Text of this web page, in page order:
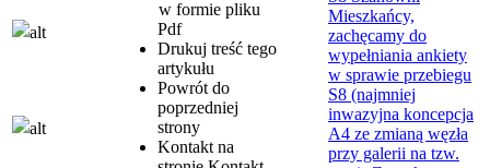
w formie pliku
Pdf
Drukuj treść tego
artykułu
Powrót do
poprzedniej
strony
Kontakt na
Mieszkańcy,
zachęcamy do
wypełniania ankiety
w sprawie przebiegu
S8 (najmniej
inwazyjna koncepcja
A4 ze zmianą węzła
przy galerii na tzw.